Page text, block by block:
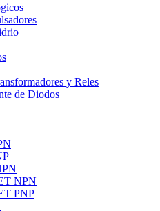
y Reles
de Diodos
NPN
PNP